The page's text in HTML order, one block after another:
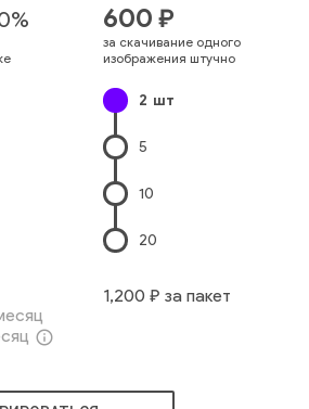
сердце карточка
ребенок обнимать мама
%
info_outline
600 ₽
за скачивание одного
изображения штучно
2 шт
5
10
20
1,200 ₽ за пакет